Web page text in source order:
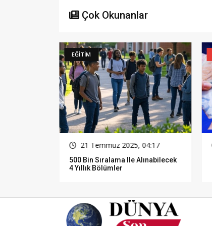
Çok Okunanlar
EĞİTİM
21 Temmuz 2025, 04:17
500 Bin Sıralama Ile Alınabilecek
4 Yıllık Bölümler